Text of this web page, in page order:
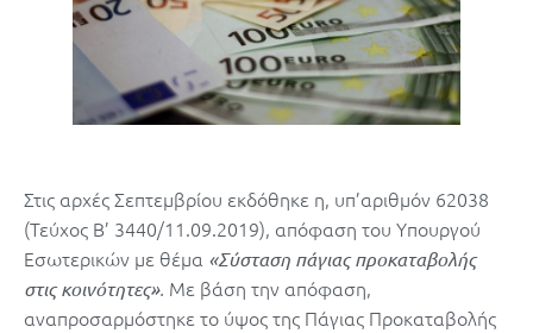
Στις αρχές Σεπτεμβρίου εκδόθηκε η, υπ’αριθμόν 62038
(Τεύχος B’ 3440/11.09.2019), απόφαση του Υπουργού
Εσωτερικών με θέμα «Σύσταση πάγιας προκαταβολής
στις κοινότητες». Με βάση την απόφαση,
αναπροσαρμόστηκε το ύψος της Πάγιας Προκαταβολής